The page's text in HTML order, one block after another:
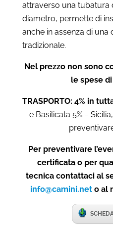
attraverso una tubatura
diametro, permette di
anche in assenza di una
tradizionale.
Nel prezzo non sono
le spese
TRASPORTO: 4% in
e Basilicata 5% –
Per preventivare
certificata o per
tecnica contattaci al
info@camini.neto al